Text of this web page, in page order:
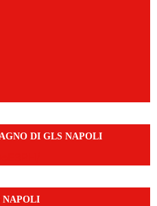
DI GLS NAPOLI
NAPOLI